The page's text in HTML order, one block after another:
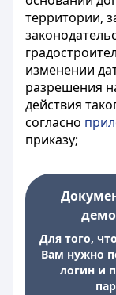
территории,
изменении
разрешения
действия
согласно
приказу;
Для того,
Вам нужно
логин и